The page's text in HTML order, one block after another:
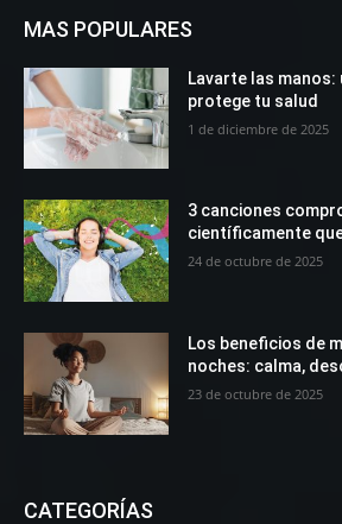
MAS POPULARES
Lavarte las
protege tu salud
1 de diciembre de 2025
3 canciones
científicamente
24 de octubre de 2025
Los beneficios de
noches: calma,
23 de octubre de 2025
CATEGORÍAS